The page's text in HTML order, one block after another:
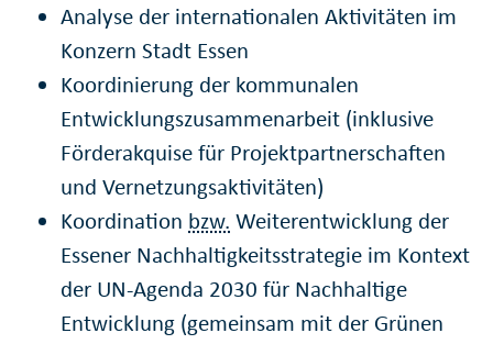
Analyse der internationalen Aktivitäten im
Konzern Stadt Essen
Koordinierung der kommunalen
Entwicklungszusammenarbeit (inklusive
Förderakquise für Projektpartnerschaften
und Vernetzungsaktivitäten)
Koordination bzw. Weiterentwicklung der
Essener Nachhaltigkeitsstrategie im Kontext
der UN-Agenda 2030 für Nachhaltige
Entwicklung (gemeinsam mit der Grünen